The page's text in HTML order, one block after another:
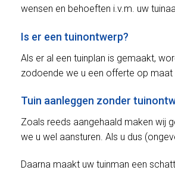
wensen en behoeften i.v.m. uw
Is er een tuinontwerp?
Als er al een tuinplan is gemaakt,
zodoende we u een offerte op maat
Tuin aanleggen zonder
Zoals reeds aangehaald maken wij
we u wel aansturen. Als u dus
Daarna maakt uw tuinman een